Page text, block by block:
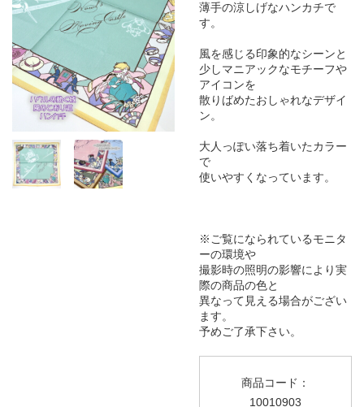
薄手の涼しげなハンカチで
す。
風を感じる印象的なシーンと
少しマニアックなモチーフや
アイコンを
散りばめたおしゃれなデザイ
ン。
大人っぽい落ち着いたカラー
で
使いやすくなっています。
※ご覧になられているモニタ
ーの環境や
撮影時の照明の影響により実
際の商品の色と
異なって見える場合がござい
ます。
予めご了承下さい。
商品コード：
10010903